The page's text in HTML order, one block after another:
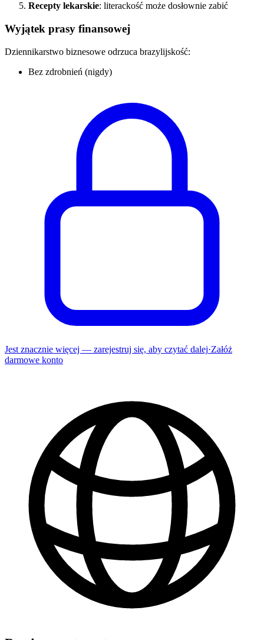
Recepty lekarskie: literackość może dosłownie zabić
Wyjątek prasy finansowej
Dziennikarstwo biznesowe odrzuca brazylijskość:
Bez zdrobnień (nigdy)
Jest znacznie więcej — zarejestruj się, aby czytać dalej·Załóż
darmowe konto